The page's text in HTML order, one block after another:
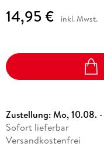
14,95 € inkl. Mwst.
Zustellung:Mo, 10.08.
Sofort lieferbar
Versandkostenfrei